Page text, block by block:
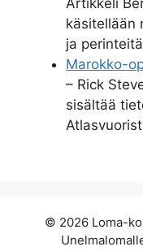
Artikkeli
käsitellään
ja
Marokko-
– Rick
sisältää
© 2026 Loma-